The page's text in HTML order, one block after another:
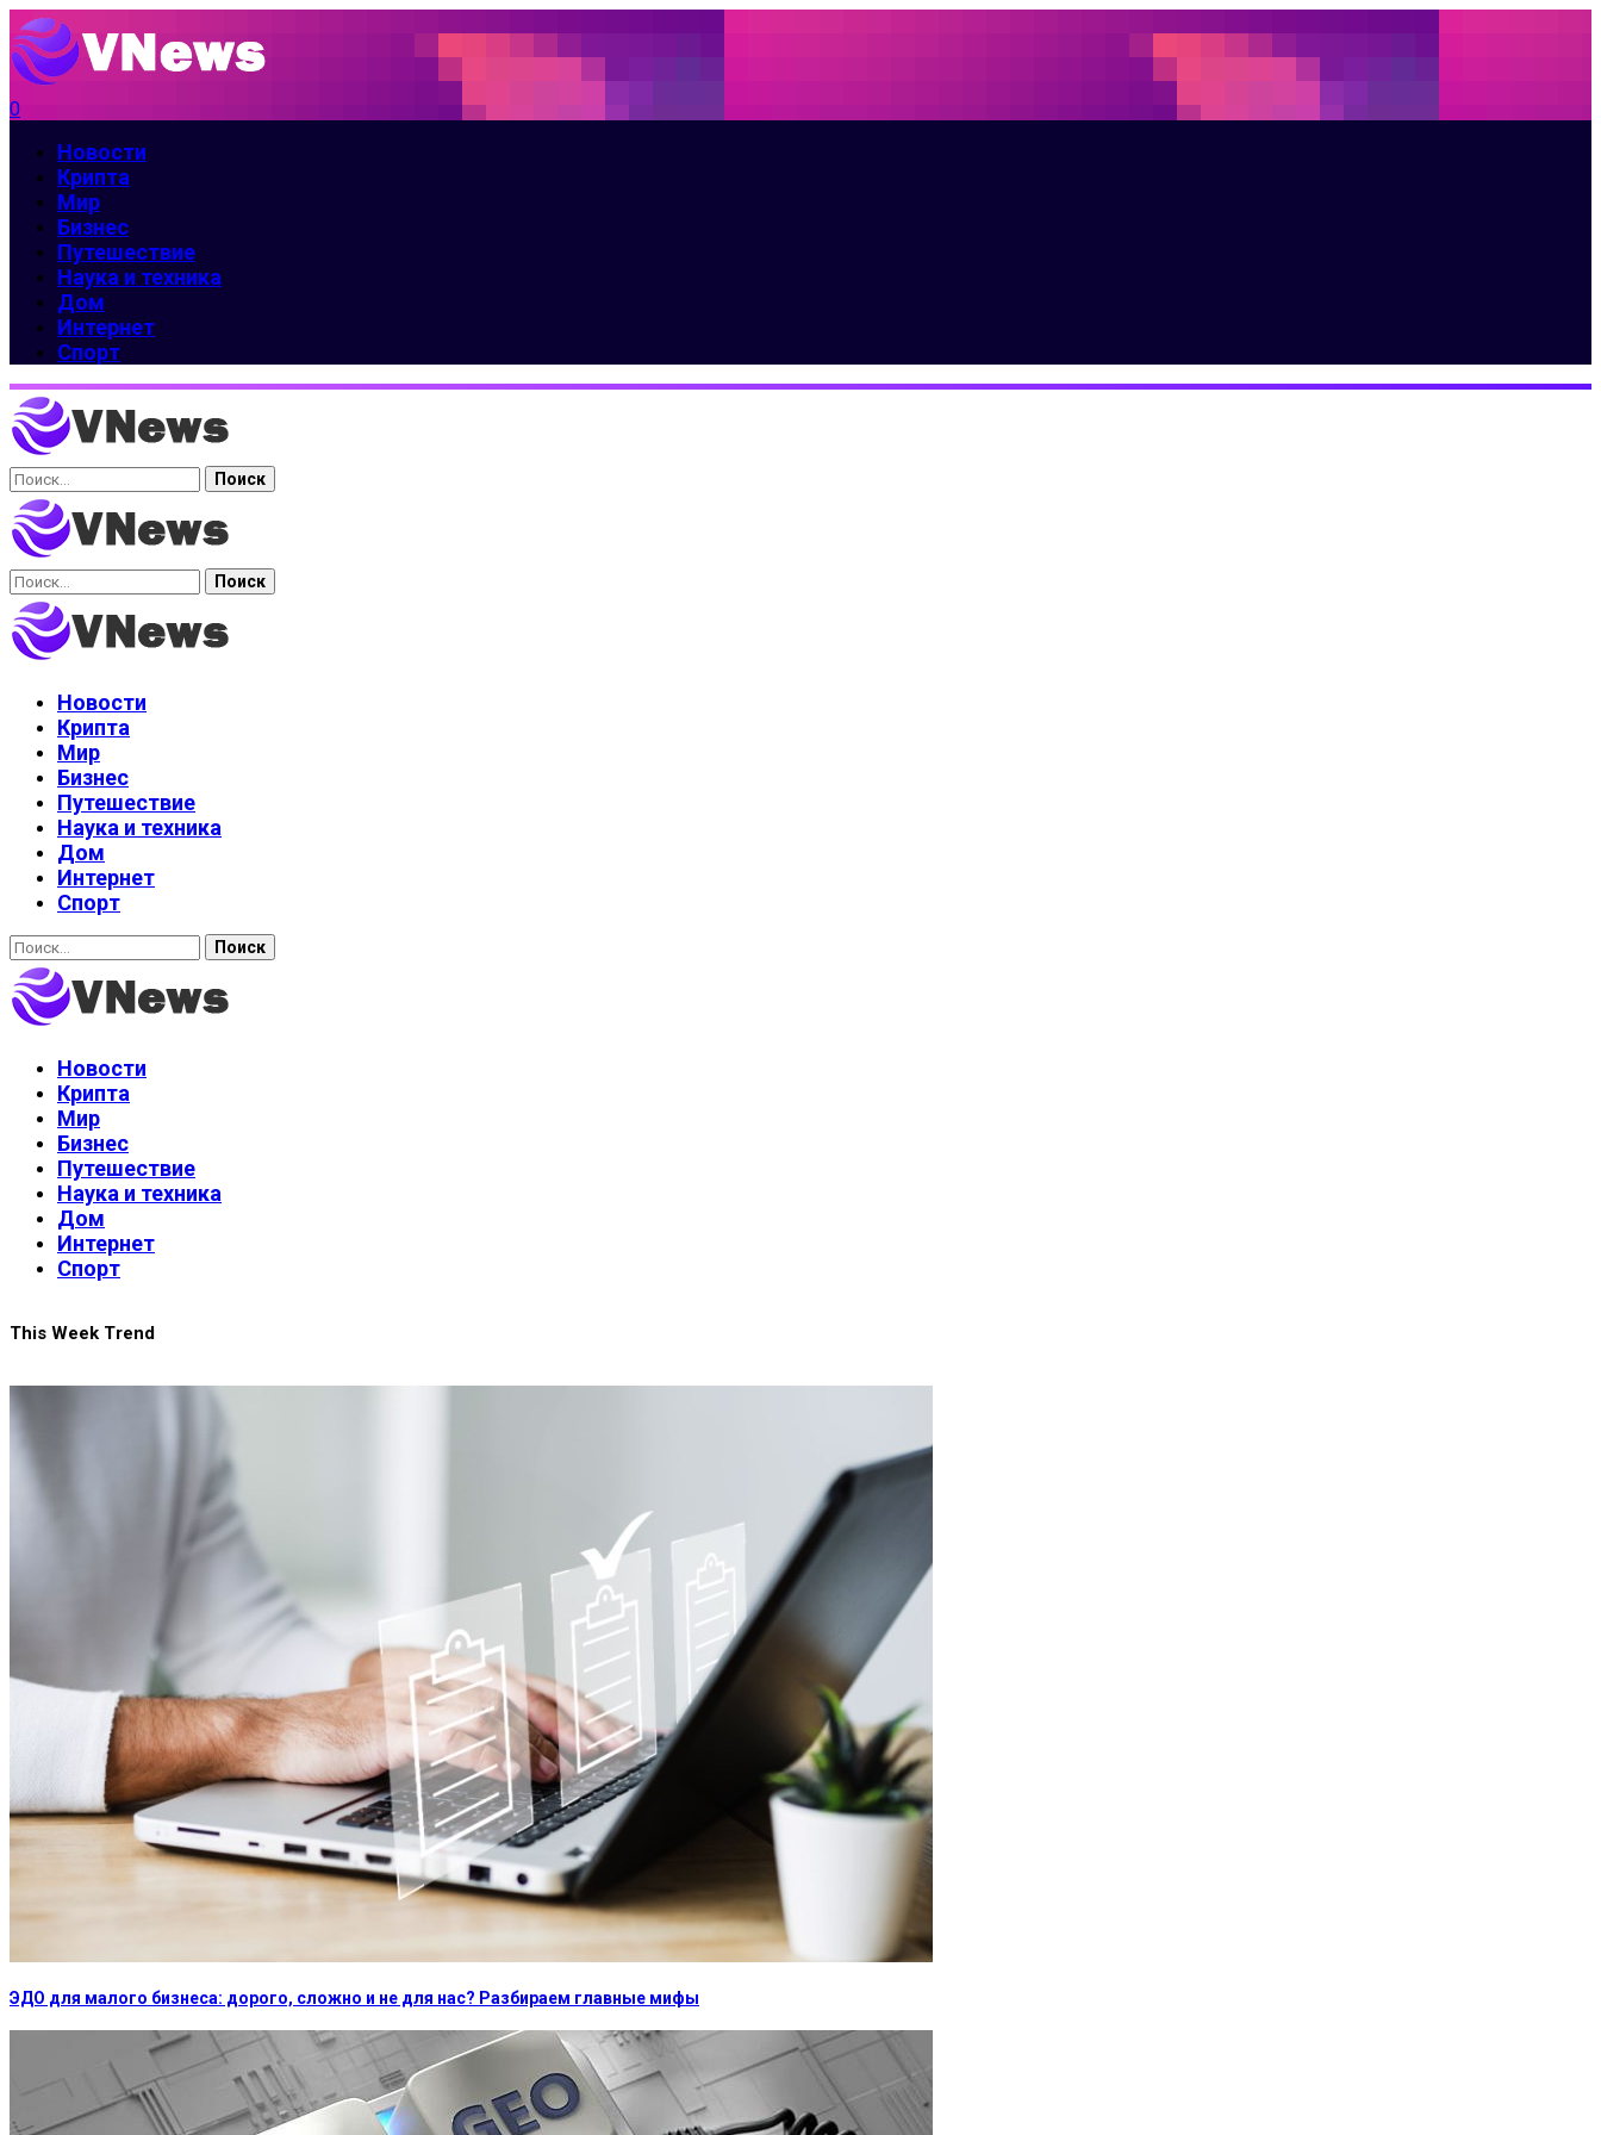
0
Новости
Крипта
Мир
Бизнес
Путешествие
Наука и техника
Дом
Интернет
Спорт
Найти:
Найти:
Новости
Крипта
Мир
Бизнес
Путешествие
Наука и техника
Дом
Интернет
Спорт
Найти:
Новости
Крипта
Мир
Бизнес
Путешествие
Наука и техника
Дом
Интернет
Спорт
This Week Trend
ЭДО для малого бизнеса: дорого, сложно и не для нас? Разбираем главные мифы